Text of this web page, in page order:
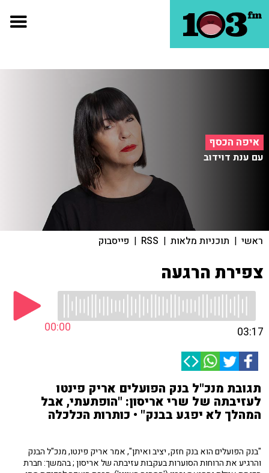
איפה הכסף
עם ענת דוידוב
ראשי | תוכניות מלאות |
RSS
| פייסבוק
צפירת הרגעה
00:00 03:17
תגובת מנכ"ל בנק הפועלים אריק פינטו
לעזיבתה של שרי אריסון: "הופתעתי, אבל
המהלך לא יפגע בבנק" • כותרות הכלכלה
"בנק הפועלים הוא בנק חזק, יציב ואיתן", אמר אריק פינטו, מנכ"ל הבנק
והרגיע את הרוחות הסוערות בעקבות עזיבתה של אריסון ; בהמשך: חברת